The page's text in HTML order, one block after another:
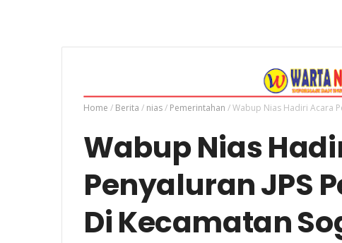
Home / Berita / nias/ Pemerintahan /Wabup Nias Hadiri Acara
Wabup Nias
Penyaluran JPS
Di Kecamatan